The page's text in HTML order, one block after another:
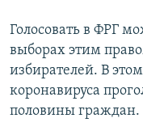
Голосовать в ФРГ
выборах этим
избирателей. В
коронавируса
половины граждан.